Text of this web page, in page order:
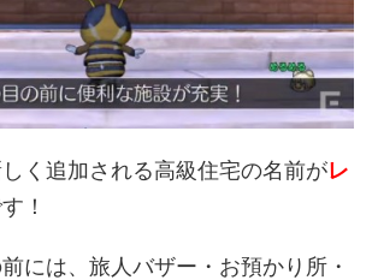
く追加される高級住宅の名前がレ
！
には、旅人バザー・お預かり所・